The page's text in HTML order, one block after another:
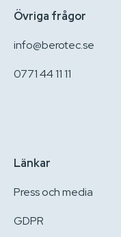
Övriga frågor
info@berotec.se
0771 44 11 11
Länkar
Press och media
GDPR